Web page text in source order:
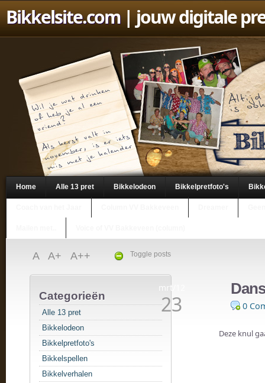
Bikkelsite.com| jouw digitale
Home Alle 13 pret Bikkelodeon Bikkelpretfoto's
Toggle posts
A A+ A++
Categorieën
Alle 13 pret
Bikkelodeon
Bikkelpretfoto's
Bikkelspellen
Bikkelverhalen
mrt/12
23 0
Deze knul